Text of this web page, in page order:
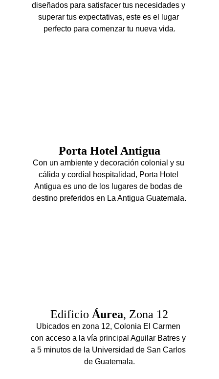
Porta Hotel Antigua
diseñados para satisfacer tus necesidades y
superar tus expectativas, este es el lugar
perfecto para comenzar tu nueva vida.
Con un ambiente y decoración colonial y su
cálida y cordial hospitalidad, Porta Hotel
Antigua es uno de los lugares de bodas de
destino preferidos en La Antigua Guatemala.
Edificio Áurea, Zona 12
Ubicados en zona 12, Colonia El Carmen
con acceso a la vía principal Aguilar Batres y
a 5 minutos de la Universidad de San Carlos
de Guatemala.